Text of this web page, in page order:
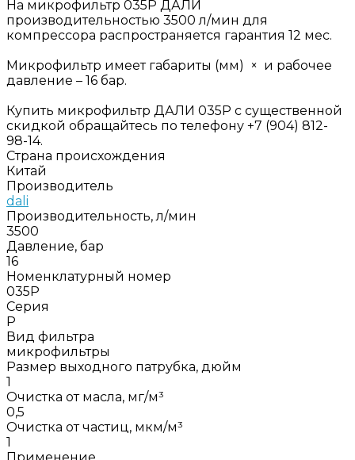
На микрофильтр 035P ДАЛИ
производительностью 3500 л/мин для
компрессора распространяется гарантия 12 мес.
Микрофильтр имеет габариты (мм) × и рабочее
давление – 16 бар.
Купить микрофильтр ДАЛИ 035P с существенной
скидкой обращайтесь по телефону +7 (904) 812-
98-14.
Страна происхождения
Китай
Производитель
dali
Производительность, л/мин
3500
Давление, бар
16
Номенклатурный номер
035P
Серия
P
Вид фильтра
микрофильтры
Размер выходного патрубка, дюйм
1
Очистка от масла, мг/м³
0,5
Очистка от частиц, мкм/м³
1